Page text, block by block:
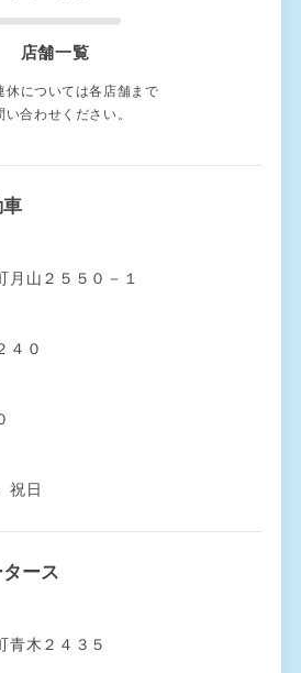
店舗一覧
については各店舗まで
い合わせください。
月山２５５０－１
４０
祝日
ース
青木２４３５